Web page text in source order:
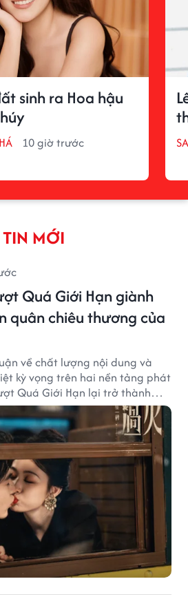
sinh ra Hoa hậu
10 giờ trước
TIN MỚI
Quá Giới Hạn giành
quân chiêu thương của
về chất lượng nội dung và
kỳ vọng trên hai nền tảng phát
Quá Giới Hạn lại trở thành
thương mại.